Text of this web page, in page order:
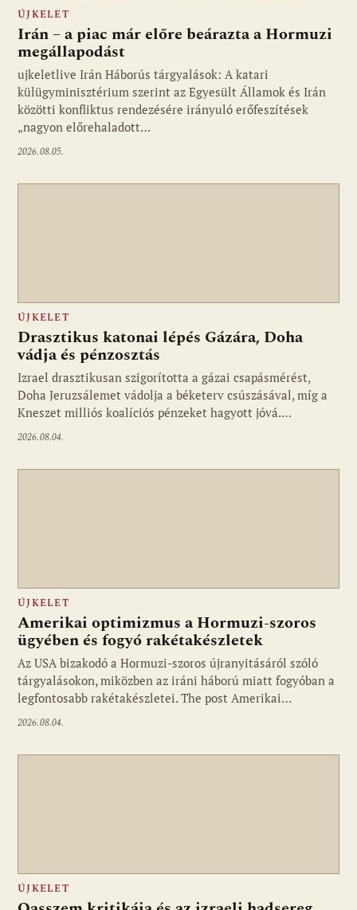
Fotó: ujkelet.live
ÚJKELET
Irán – a piac már előre beárazta a Hormuzi
megállapodást
ujkeletlive Irán Háborús tárgyalások: A katari
külügyminisztérium szerint az Egyesült Államok és Irán
közötti konfliktus rendezésére irányuló erőfeszítések
„nagyon előrehaladott…
2026.08.05.
ÚJKELET
Drasztikus katonai lépés Gázára, Doha
vádja és pénzosztás
Izrael drasztikusan szigorította a gázai csapásmérést,
Doha Jeruzsálemet vádolja a béketerv csúszásával, míg a
Kneszet milliós koalíciós pénzeket hagyott jóvá.…
2026.08.04.
ÚJKELET
Amerikai optimizmus a Hormuzi-szoros
ügyében és fogyó rakétakészletek
Az USA bizakodó a Hormuzi-szoros újranyitásáról szóló
tárgyalásokon, miközben az iráni háború miatt fogyóban a
legfontosabb rakétakészletei. The post Amerikai…
2026.08.04.
ÚJKELET